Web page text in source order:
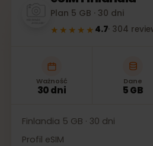
Plan 5 GB · 30 dni
★★★★★ 4.7· 304
Ważność
30 dni
Dane
5 GB
Finlandia 5 GB · 30 dni
Profil eSIM